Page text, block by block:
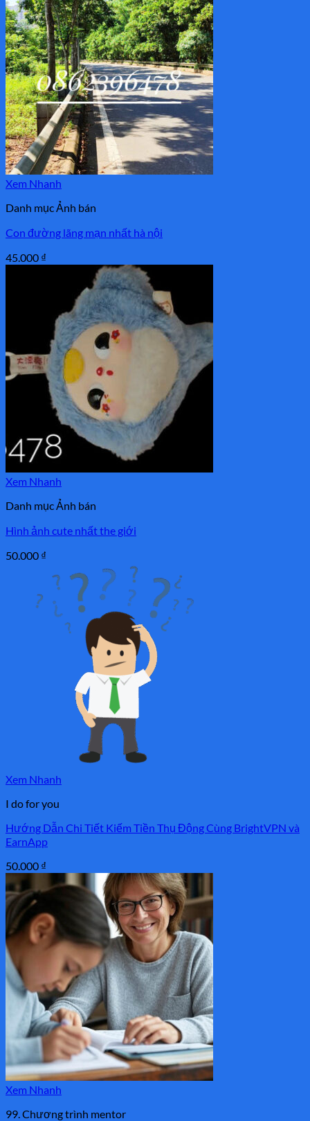
520.000 ₫.
Xem Nhanh
Danh mục Ảnh bán
Con đường lãng mạn nhất hà nội
45.000 ₫
Xem Nhanh
Danh mục Ảnh bán
Hình ảnh cute nhất the giới
50.000 ₫
Xem Nhanh
I do for you
Hướng Dẫn Chi Tiết Kiếm Tiền Thụ Động Cùng BrightVPN và
EarnApp
50.000 ₫
Xem Nhanh
99. Chương trình mentor